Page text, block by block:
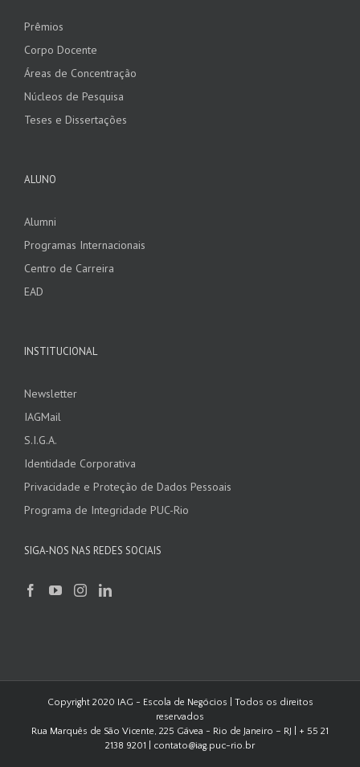
Prêmios
Corpo Docente
Áreas de Concentração
Núcleos de Pesquisa
Teses e Dissertações
ALUNO
Alumni
Programas Internacionais
Centro de Carreira
EAD
INSTITUCIONAL
Newsletter
IAGMail
S.I.G.A.
Identidade Corporativa
Privacidade e Proteção de Dados Pessoais
Programa de Integridade PUC-Rio
SIGA-NOS NAS REDES SOCIAIS
Copyright 2020 IAG - Escola de Negócios | Todos os direitos
reservados
Rua Marquês de São Vicente, 225 Gávea - Rio de Janeiro – RJ | + 55 21
2138 9201 | contato@iag.puc-rio.br